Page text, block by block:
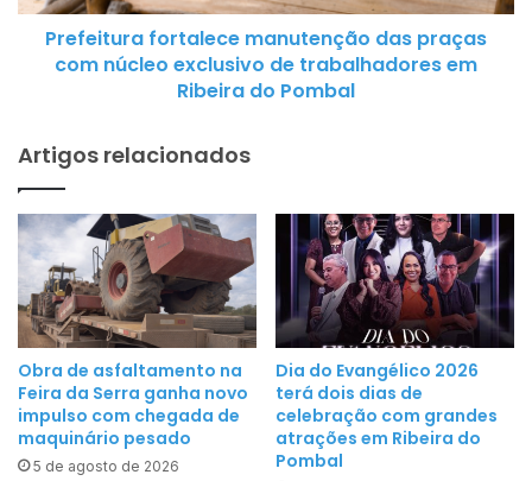
n
s
e
2
0
2
6
a
p
ó
s
u
r
t
a
l
c
e
m
a
n
u
t
Prefeitura fortalece manutenção das praças
com núcleo exclusivo de trabalhadores em
Ribeira do Pombal
Artigos relacionados
Obra de asfaltamento na
Feira da Serra ganha novo
impulso com chegada de
maquinário pesado
5 de agosto de 2026
Dia do Evangélico 2026
terá dois dias de
celebração com grandes
atrações em Ribeira do
Pombal